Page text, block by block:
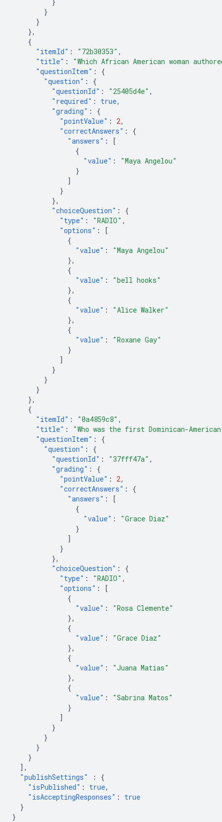
}
}
},
{
"itemId" : "72b30353" ,
"title" :
"Which African American woman
"questionItem" :
{
"question" :
{
"questionId" : "25405d4e" ,
"required" : true,
"grading" :
{
"pointValue" : 2,
"correctAnswers" :
{
"answers" :
[
{
"value" :
"Maya Angelou"
}
]
}
},
"choiceQuestion" :
{
"type" : "RADIO" ,
"options" :
[
{
"value" :
"Maya Angelou"
},
{
"value" :
"bell hooks"
},
{
"value" :
"Alice Walker"
},
{
"value" :
"Roxane Gay"
}
]
}
}
}
},
{
"itemId" : "0a4859c8" ,
"title" :
"Who was the first Dominican-
"questionItem" :
{
"question" :
{
"questionId" : "37fff47a" ,
"grading" :
{
"pointValue" : 2,
"correctAnswers" :
{
"answers" :
[
{
"value" :
"Grace Diaz"
}
]
}
},
"choiceQuestion" :
{
"type" : "RADIO" ,
"options" :
[
{
"value" :
"Rosa Clemente"
},
{
"value" :
"Grace Diaz"
},
{
"value" :
"Juana Matias"
},
{
"value" :
"Sabrina Matos"
}
]
}
}
}
}
],
"publishSettings"
:
{
"isPublished" : true,
"isAcceptingResponses" :
true
}
}